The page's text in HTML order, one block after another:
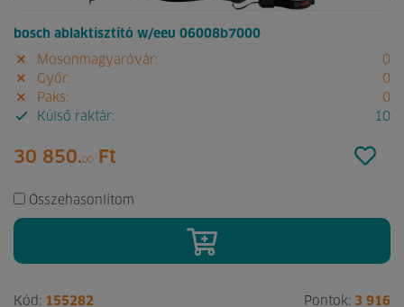
bosch ablaktisztító w/eeu 06008b7000
Mosonmagyaróvár:
0
Győr:
0
Paks:
0
Külső raktár:
10
30 850.00 Ft
Összehasonlítom
Kód: 155282 Pontok: 3 916